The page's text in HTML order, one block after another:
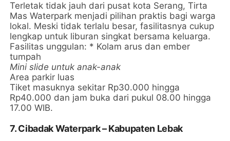
Terletak tidak jauh dari pusat kota Serang, Tirta
Mas Waterpark menjadi pilihan praktis bagi warga
lokal. Meski tidak terlalu besar, fasilitasnya cukup
lengkap untuk liburan singkat bersama keluarga.
Fasilitas unggulan: * Kolam arus dan ember
tumpah
Mini slide untuk anak-anak
Area parkir luas
Tiket masuknya sekitar Rp30.000 hingga
Rp40.000 dan jam buka dari pukul 08.00 hingga
17.00 WIB.
7. Cibadak Waterpark – Kabupaten Lebak